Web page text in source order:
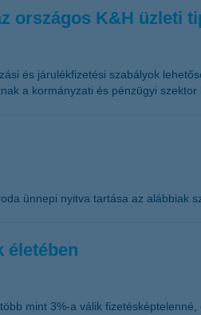
országos K&H üzleti
és járulékfizetési szabályok
a kormányzati és pénzügyi
ünnepi nyitva tartása az alábbiak
életében
mint 3%-a válik